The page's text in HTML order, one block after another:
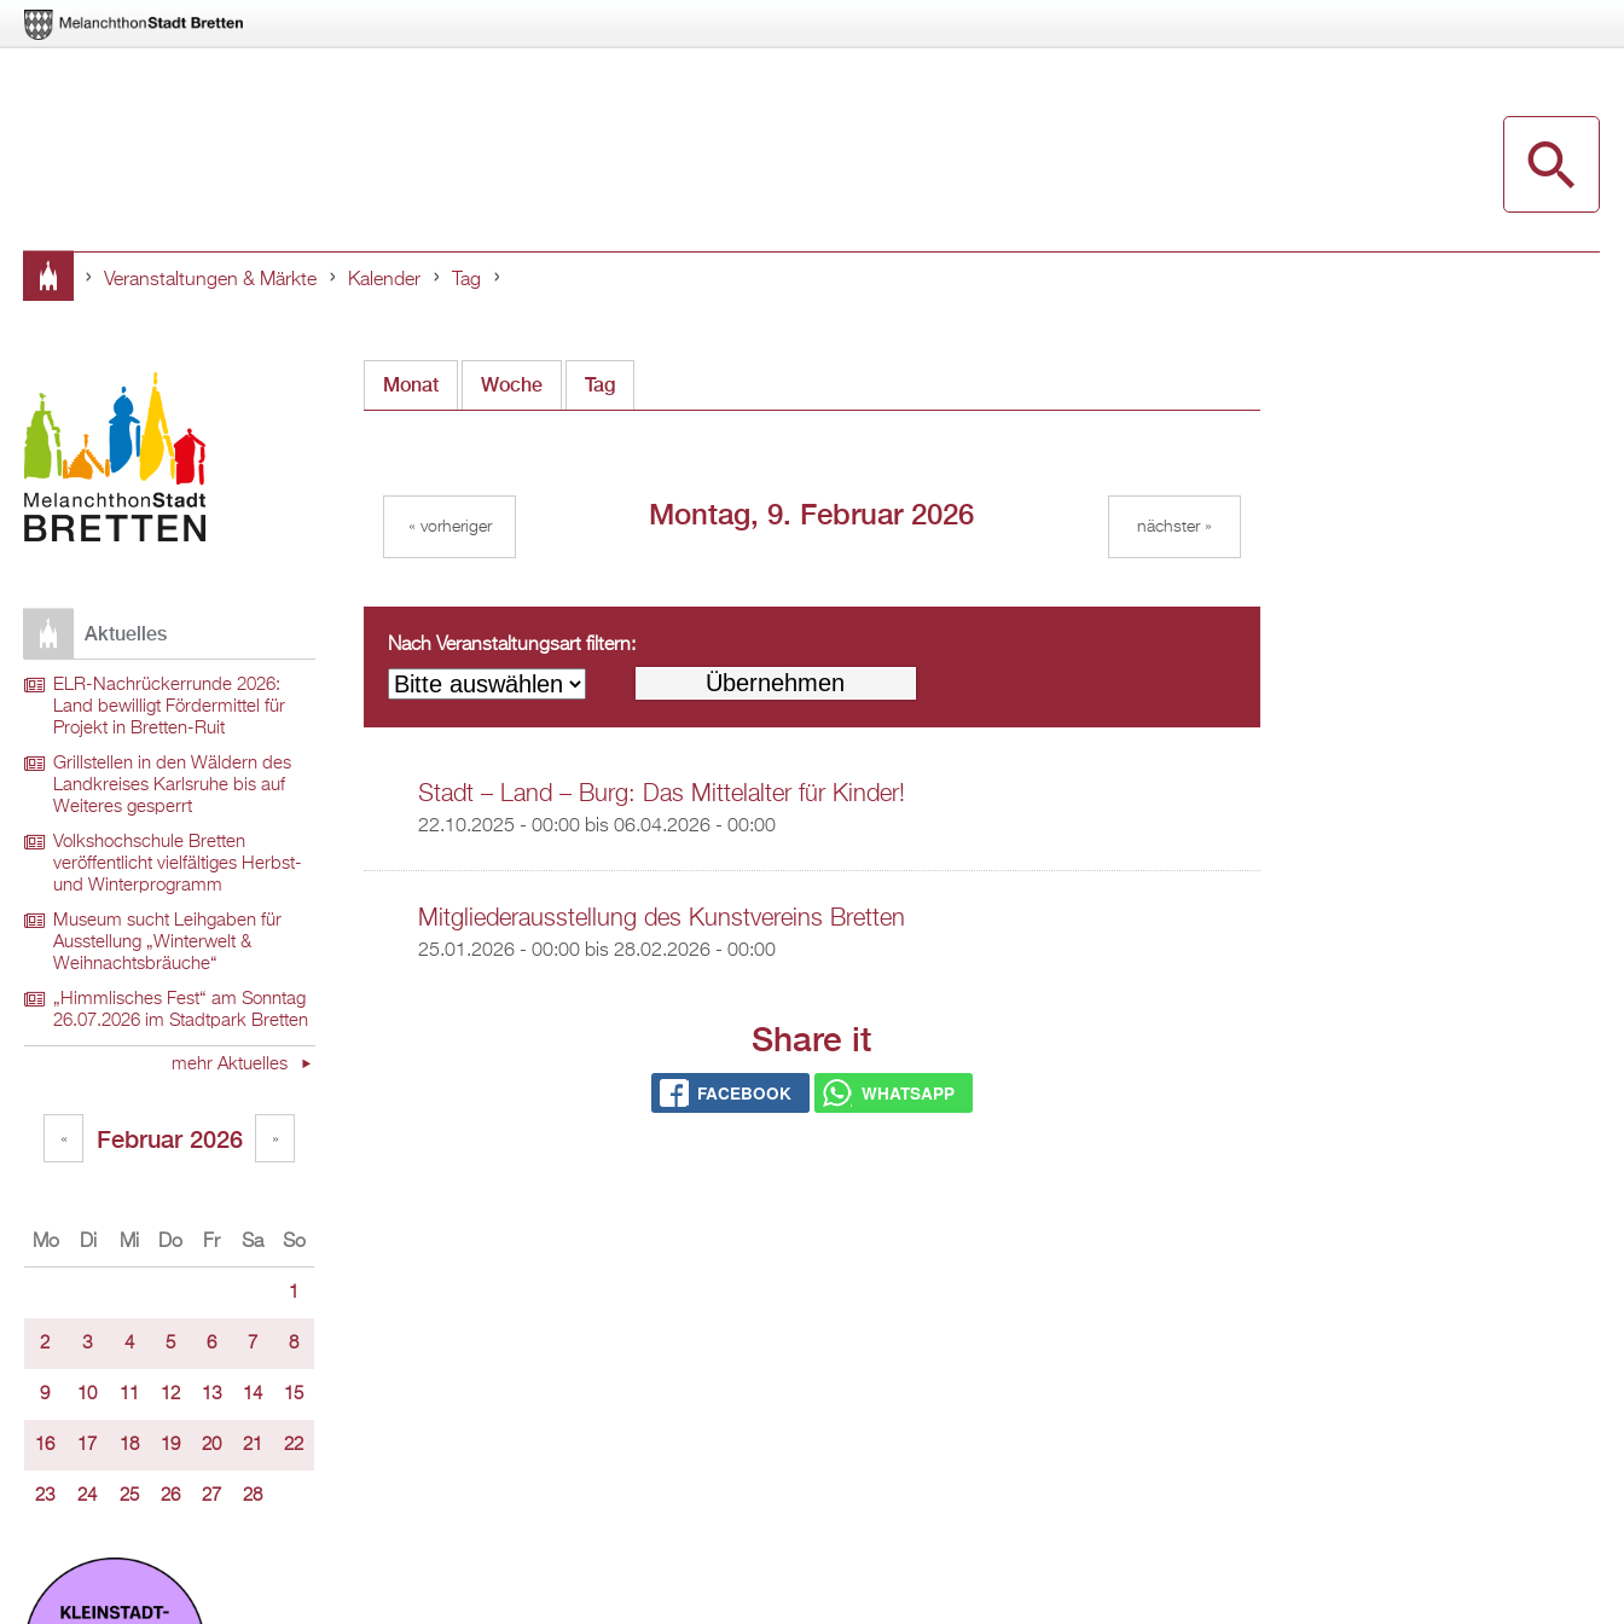
hier
Veranstaltungen & Märkte Kalender Tag
Monat Woche Tag(aktiver Reiter)
Montag, 9. Februar 2026
« vorheriger nächster »
Nach Veranstaltungsart filtern:
Stadt – Land – Burg: Das Mittelalter für Kinder!
22.10.2025 - 00:00bis 06.04.2026 - 00:00
Mitgliederausstellung des Kunstvereins Bretten
25.01.2026 - 00:00bis 28.02.2026 - 00:00
Share it
FACEBOOK WHATSAPP
Aktuelles
ELR-Nachrückerrunde 2026:
Land bewilligt Fördermittel für
Projekt in Bretten-Ruit
Grillstellen in den Wäldern des
Landkreises Karlsruhe bis auf
Weiteres gesperrt
Volkshochschule Bretten
veröffentlicht vielfältiges Herbst-
und Winterprogramm
Museum sucht Leihgaben für
Ausstellung „Winterwelt &
Weihnachtsbräuche“
„Himmlisches Fest“ am Sonntag
26.07.2026 im Stadtpark Bretten
mehr Aktuelles
Februar 2026
« »
Mo Di Mi Do Fr Sa So
1
2 3 4 5 6 7 8
9 10 11 12 13 14 15
16 17 18 19 20 21 22
23 24 25 26 27 28